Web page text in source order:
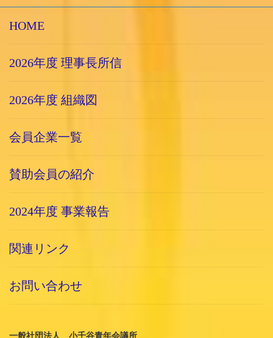
HOME
2026年度 理事長所信
2026年度 組織図
会員企業一覧
賛助会員の紹介
2024年度 事業報告
関連リンク
お問い合わせ
一般社団法人 小千谷青年会議所